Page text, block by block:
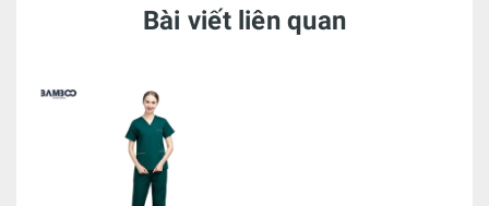
Bài viết liên quan